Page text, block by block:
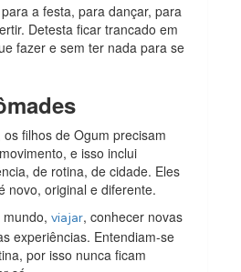
a festa, para dançar, para
Detesta ficar trancado em
fazer e sem ter nada para se
filhos de Ogum precisam
e isso inclui
de rotina, de cidade. Eles
novo, original e diferente.
mundo,viajar, conhecer novas
experiências. Entendiam-se
por isso nunca ficam